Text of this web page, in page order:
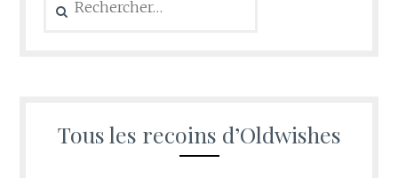
Tous les recoins d’Oldwishes